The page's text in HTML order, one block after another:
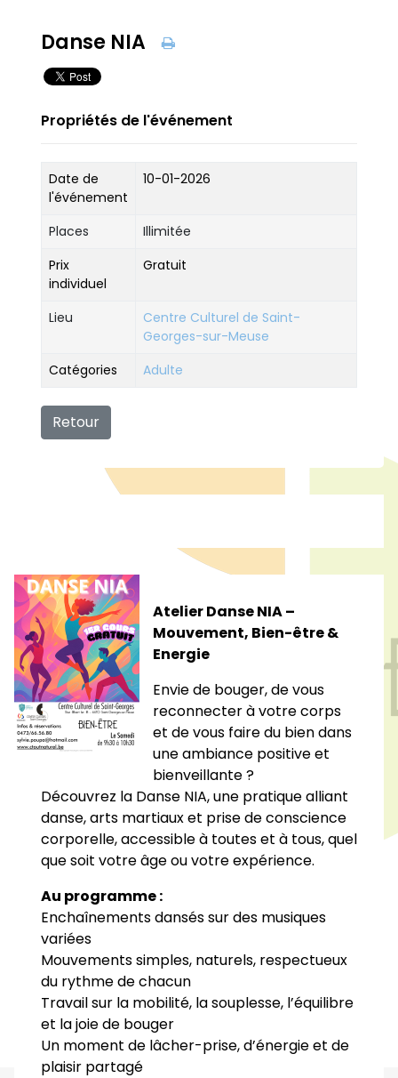
Atelier Danse NIA –
Mouvement, Bien-être &
Energie
Envie de bouger, de vous
reconnecter à votre corps
et de vous faire du bien dans
une ambiance positive et
bienveillante ?
Découvrez la Danse NIA, une pratique alliant
danse, arts martiaux et prise de conscience
corporelle, accessible à toutes et à tous, quel
que soit votre âge ou votre expérience.
Au programme :
Enchaînements dansés sur des musiques
variées
Mouvements simples, naturels, respectueux
du rythme de chacun
Travail sur la mobilité, la souplesse, l’équilibre
et la joie de bouger
Un moment de lâcher-prise, d’énergie et de
plaisir partagé
Danse NIA
Propriétés de l'événement
Date de
l'événement
10-01-2026
Places
Illimitée
Prix
individuel
Gratuit
Lieu
Centre Culturel de Saint-
Georges-sur-Meuse
Catégories
Adulte
Retour